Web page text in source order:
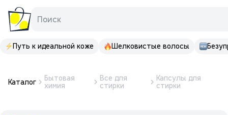
Поиск
Путь к идеальной коже Шелковистые волосы
Каталог
Бытовая
химия
Все для
стирки
Капсулы для
стирки